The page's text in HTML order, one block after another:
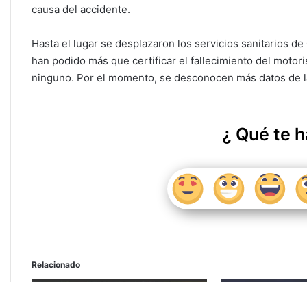
causa del accidente.
Hasta el lugar se desplazaron los servicios sanitarios
han podido más que certificar el fallecimiento del
ninguno. Por el momento, se desconocen más datos de
¿ Qué te
Relacionado